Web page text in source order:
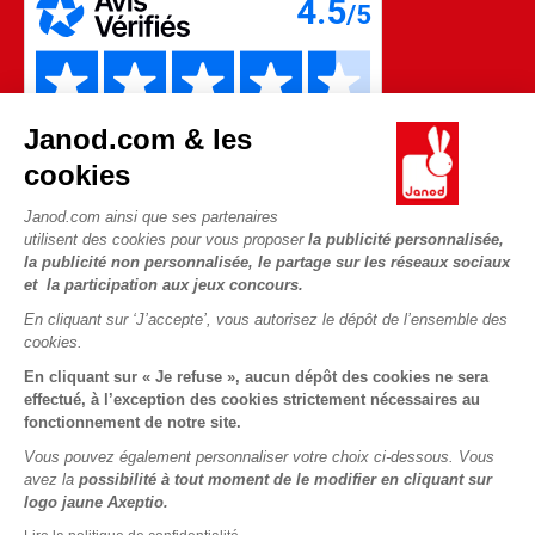
Janod.com & les
cookies
Janod.com ainsi que ses partenaires
utilisent des cookies pour vous proposer la publicité personnalisée,
la publicité non personnalisée, le partage sur les réseaux sociaux
et la participation aux jeux concours.
En cliquant sur ‘J’accepte’, vous autorisez le dépôt de l’ensemble des
cookies.
En cliquant sur « Je refuse », aucun dépôt des cookies ne sera
effectué, à l’exception des cookies strictement nécessaires au
fonctionnement de notre site.
Vous pouvez également personnaliser votre choix ci-dessous. Vous
avez la possibilité à tout moment de le modifier en cliquant sur
logo jaune Axeptio.
Légales